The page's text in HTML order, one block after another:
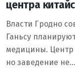
центра
Власти Гродно
Ганьсу
медицины. Центр
но заведение не…